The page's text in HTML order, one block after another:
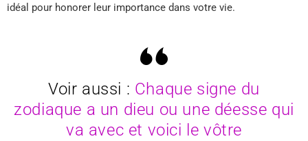
idéal pour honorer leur importance dans votre vie.
Voir aussi : Chaque signe du
zodiaque a un dieu ou une déesse qui
va avec et voici le vôtre